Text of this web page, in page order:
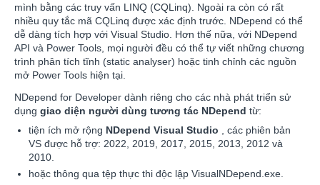
mình bằng các truy vấn LINQ (CQLinq). Ngoài ra còn có rất
nhiều quy tắc mã CQLinq được xác định trước. NDepend có thể
dễ dàng tích hợp với Visual Studio. Hơn thế nữa, với NDepend
API và Power Tools, mọi người đều có thể tự viết những chương
trình phân tích tĩnh (static analyser) hoặc tinh chỉnh các nguồn
mở Power Tools hiện tại.
NDepend for Developer dành riêng cho các nhà phát triển sử
dụng giao diện người dùng tương tác NDepend từ:
tiện ích mở rộng NDepend Visual Studio , các phiên bản
VS được hỗ trợ: 2022, 2019, 2017, 2015, 2013, 2012 và
2010.
hoặc thông qua tệp thực thi độc lập VisualNDepend.exe.